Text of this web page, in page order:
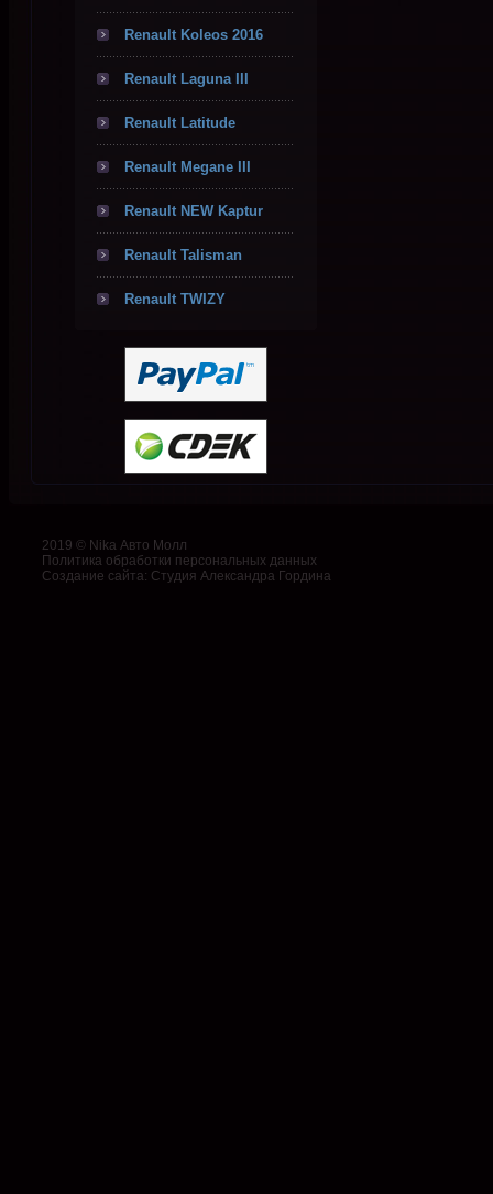
Renault Koleos 2016
Renault Laguna III
Renault Latitude
Renault Megane III
Renault NEW Kaptur
Renault Talisman
Renault TWIZY
2019 © Nika Авто Молл
Политика обработки персональных данных
Создание сайта: Студия Александра Гордина